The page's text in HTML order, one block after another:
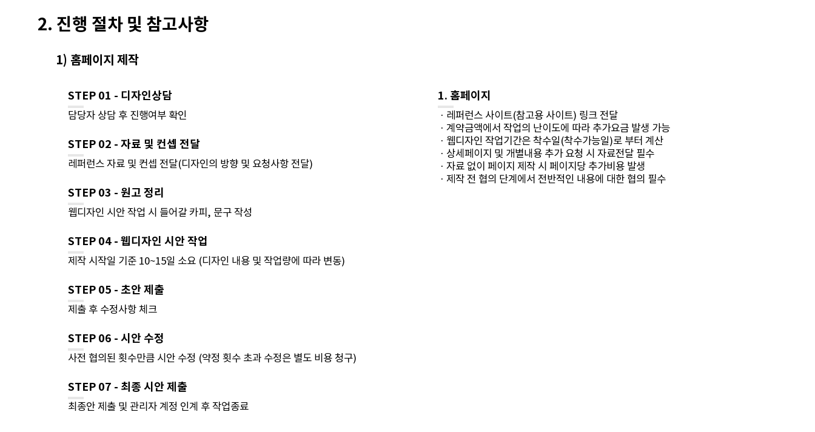
2. 진행 절차 및 참고사항
1) 홈페이지 제작
STEP 01 - 디자인상담
담당자 상담 후 진행여부 확인
STEP 02 - 자료 및 컨셉 전달
레퍼런스 자료 및 컨셉 전달(디자인의 방향 및 요청사항 전달)
STEP 03 - 원고 정리
웹디자인 시안 작업 시 들어갈 카피, 문구 작성
STEP 04 - 웹디자인 시안 작업
제작 시작일 기준 10~15일 소요 (디자인 내용 및 작업량에 따라 변동)
STEP 05 - 초안 제출
제출 후 수정사항 체크
STEP 06 - 시안 수정
사전 협의된 횟수만큼 시안 수정 (약정 횟수 초과 수정은 별도 비용 청구)
STEP 07 - 최종 시안 제출
최종안 제출 및 관리자 계정 인계 후 작업종료
1. 홈페이지
· 레퍼런스 사이트(참고용 사이트) 링크 전달
· 계약금액에서 작업의 난이도에 따라 추가요금 발생 가능
· 웹디자인 작업기간은 착수일(착수가능일)로 부터 계산
· 상세페이지 및 개별내용 추가 요청 시 자료전달 필수
· 자료 없이 페이지 제작 시 페이지당 추가비용 발생
· 제작 전 협의 단계에서 전반적인 내용에 대한 협의 필수